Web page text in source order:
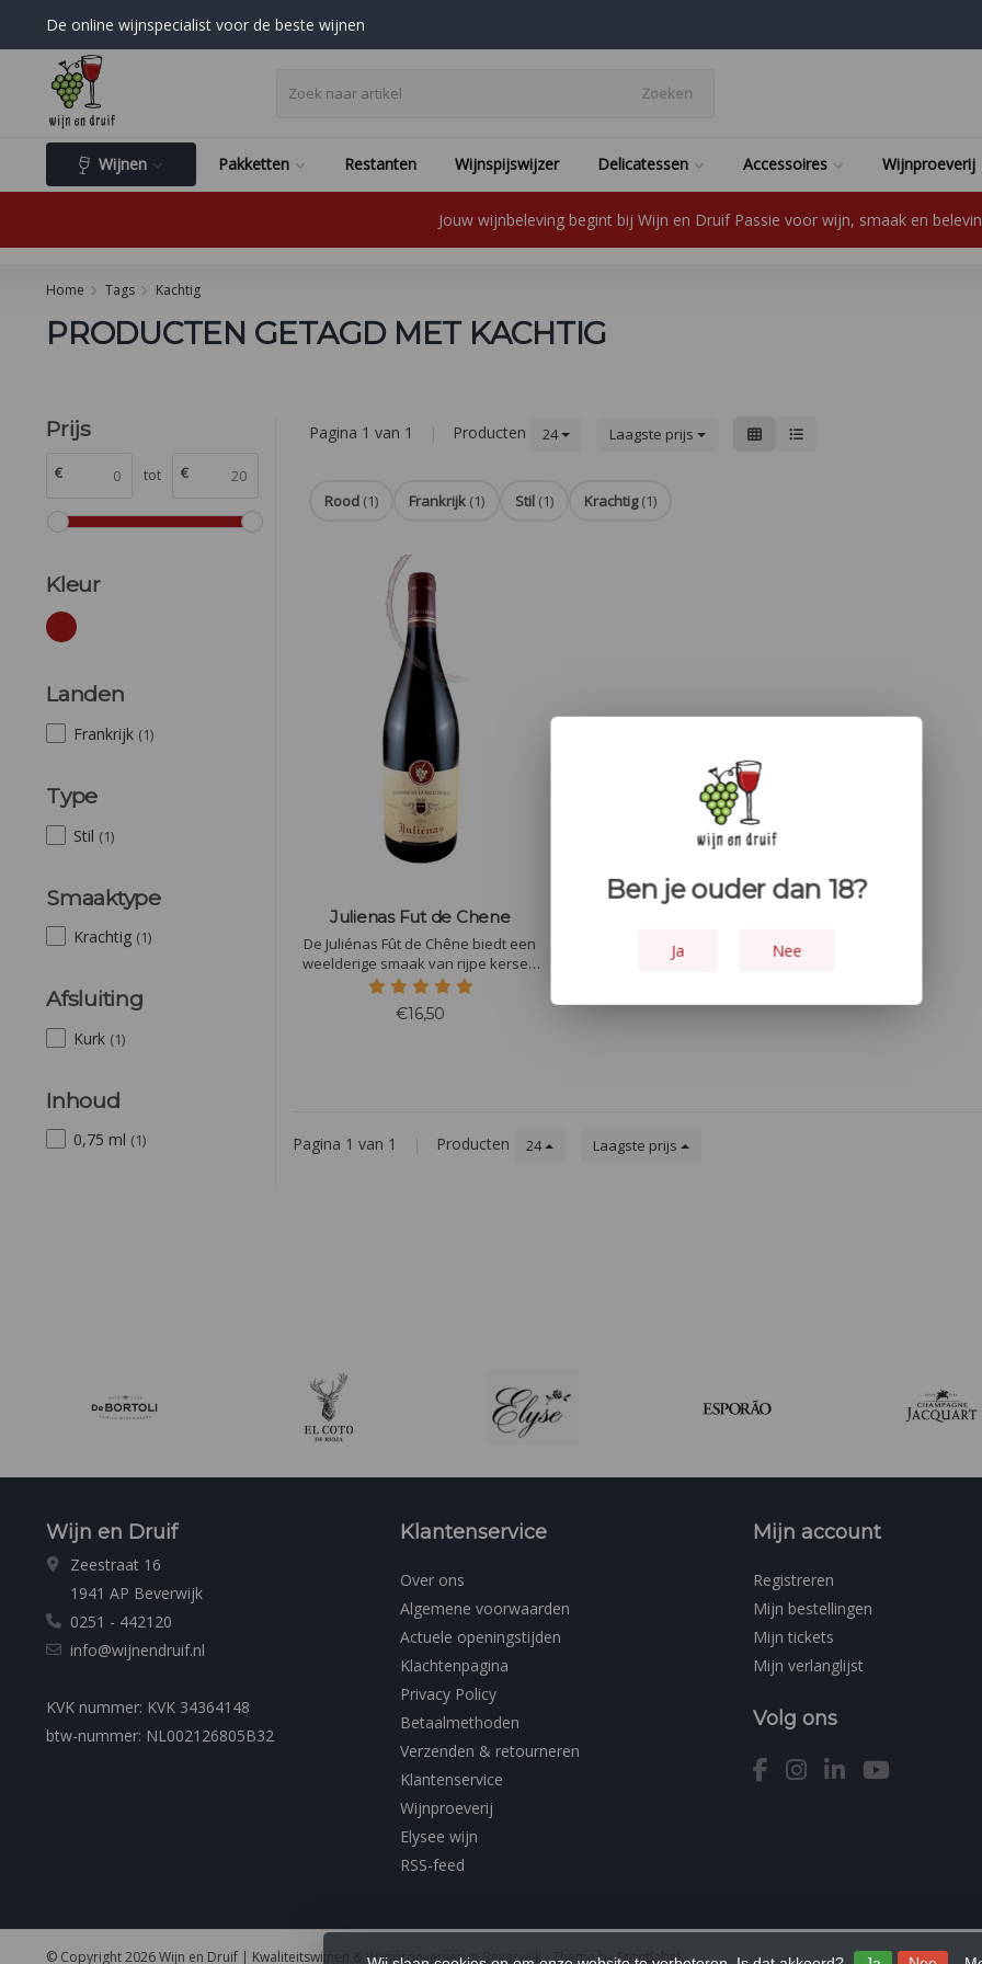
De online wijnspecialist voor de beste wijnen
Zoeken
Wijnen Pakketten Restanten Wijnspijswijzer Delicatessen Accessoires Wijnproeverij
Jouw wijnbeleving begint bij Wijn en Druif Passie voor wijn, smaak en
Home Tags Kachtig
PRODUCTEN GETAGD MET KACHTIG
Prijs
€ tot €
Kleur
Landen
Frankrijk (1)
Type
Stil (1)
Smaaktype
Krachtig (1)
Afsluiting
Kurk (1)
Inhoud
0,75 ml (1)
Pagina 1 van 1 Producten 24 Laagste prijs
Rood (1) Frankrijk (1) Stil (1) Krachtig (1)
Julienas Fut de Chene
De Juliénas Fût de Chêne biedt een
weelderige smaak van rijpe kersen
en bramen, verrijkt met subtiele hints
De wijn is vol, rond en elegant, met
€16,50
Pagina 1 van 1 Producten 24 Laagste prijs
Wijn en Druif
Zeestraat 16
1941 AP Beverwijk
0251 - 442120
info@wijnendruif.nl
KVK nummer: KVK 34364148
btw-nummer: NL002126805B32
Klantenservice
Over ons
Algemene voorwaarden
Actuele openingstijden
Klachtenpagina
Privacy Policy
Betaalmethoden
Verzenden & retourneren
Klantenservice
Wijnproeverij
Elysee wijn
RSS-feed
Mijn account
Registreren
Mijn bestellingen
Mijn tickets
Mijn verlanglijst
Volg ons
© Copyright 2026 Wijn en Druif | Kwaliteitswijnen & Wijnproeverijen in Beverwijk- Theme byFrontlabel-
Ben je ouder dan 18?
Ja Nee